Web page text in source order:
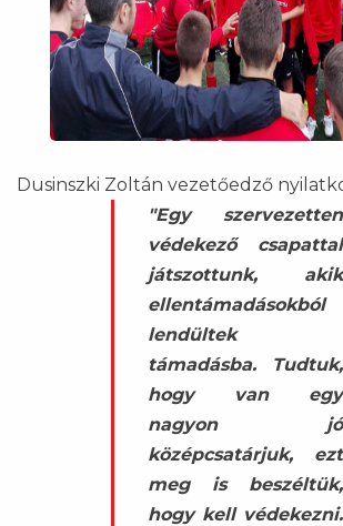
Dusinszki Zoltán vezetőedző
"Egy szervezetten
védekező csapattal
játszottunk, akik
ellentámadásokból
lendültek
támadásba. Tudtuk,
hogy van egy
nagyon jó
középcsatárjuk, ezt
meg is beszéltük,
hogy kell védekezni.